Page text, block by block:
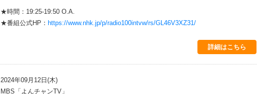
★時間：19:25-19:50 O.A.
★番組公式HP： https://www.nhk.jp/p/radio100intvw/rs/GL46V3XZ31/
詳細はこちら
2024年09月12日(木)
MBS「よんチャンTV」